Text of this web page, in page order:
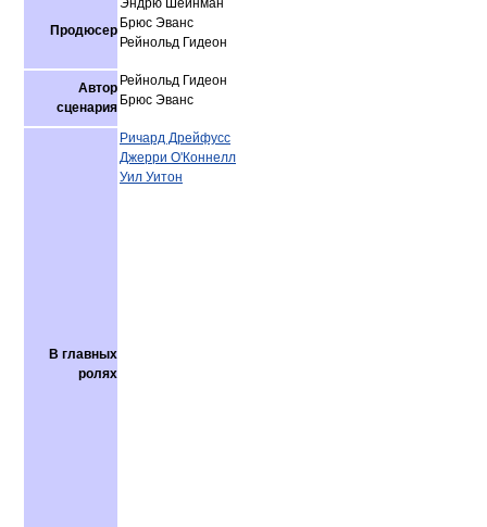
Продюсер
Эндрю Шейнман
Брюс Эванс
Рейнольд Гидеон
Автор
сценария
Рейнольд Гидеон
Брюс Эванс
В главных
ролях
Ричард Дрейфусс
Джерри О'Коннелл
Уил Уитон